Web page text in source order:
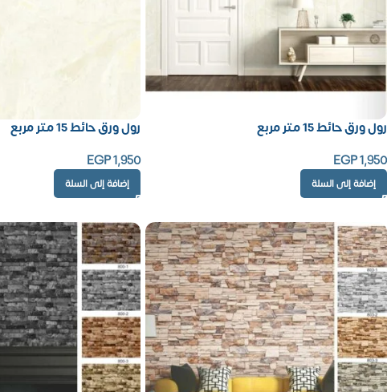
رول ورق حائط 15 متر مربع
EGP1,950
إضافة إلى السلة
رول ورق حائط 15 متر مربع
EGP1,950
إضافة إلى السلة